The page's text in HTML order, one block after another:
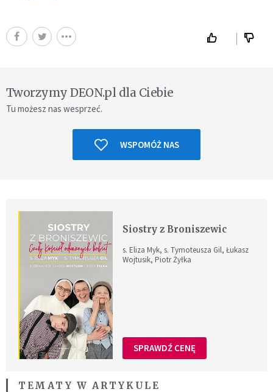
Tworzymy DEON.pl dla Ciebie
Tu możesz nas wesprzeć.
WSPOMÓŻ NAS
Siostry z Broniszewic
s. Eliza Myk, s. Tymoteusza Gil, Łukasz
Wojtusik, Piotr Żyłka
SPRAWDŹ CENĘ
TEMATY W ARTYKULE